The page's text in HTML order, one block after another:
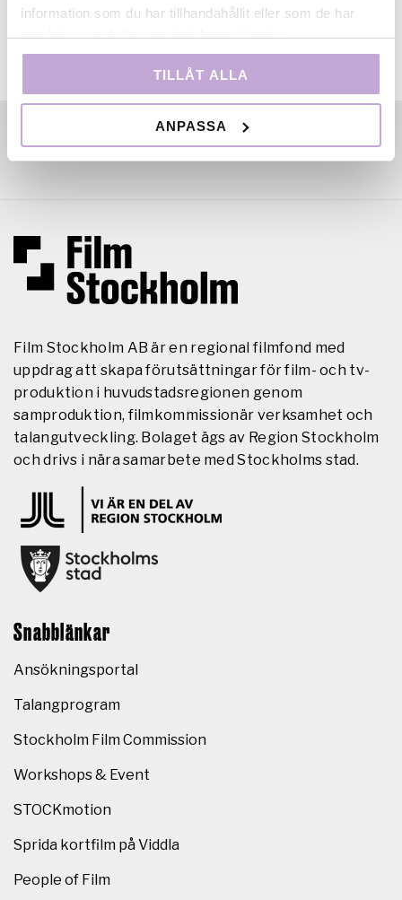
information som du har tillhandahållit eller som de har
samlat in när du har använt deras tjänster.
TILLÅT ALLA
ANPASSA
Film Stockholm AB är en regional filmfond med
uppdrag att skapa förutsättningar för film- och tv-
produktion i huvudstadsregionen genom
samproduktion, filmkommissionär verksamhet och
talangutveckling. Bolaget ägs av Region Stockholm
och drivs i nära samarbete med Stockholms stad.
Snabblänkar
Ansökningsportal
Talangprogram
Stockholm Film Commission
Workshops & Event
STOCKmotion
Sprida kortfilm på Viddla
People of Film